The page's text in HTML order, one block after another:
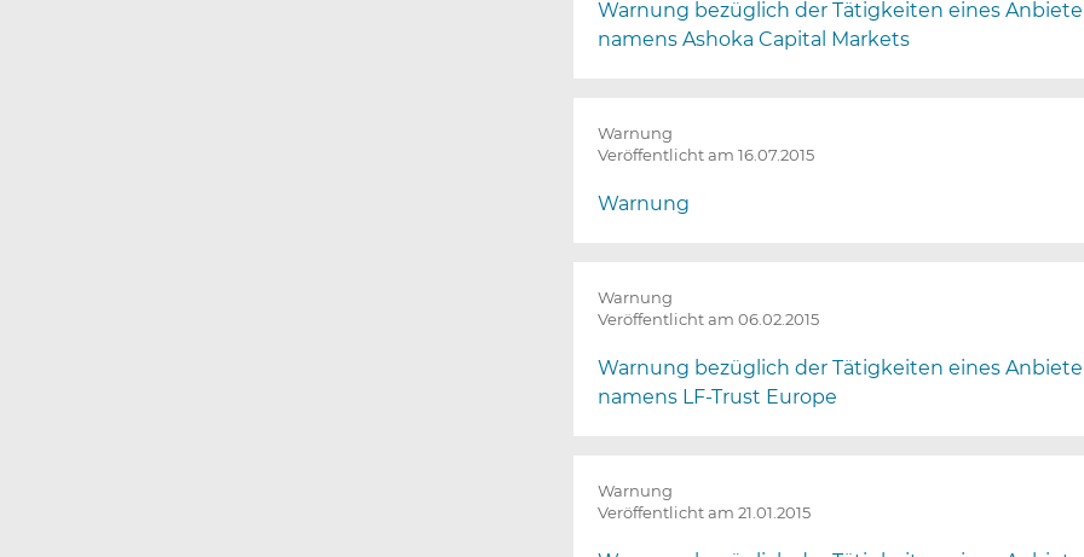
Warnung bezüglich der Tätigkeiten eines
namens Ashoka Capital Markets
Warnung
Veröffentlicht am 16.07.2015
Warnung
Warnung
Veröffentlicht am 06.02.2015
Warnung bezüglich der Tätigkeiten eines
namens LF-Trust Europe
Warnung
Veröffentlicht am 21.01.2015